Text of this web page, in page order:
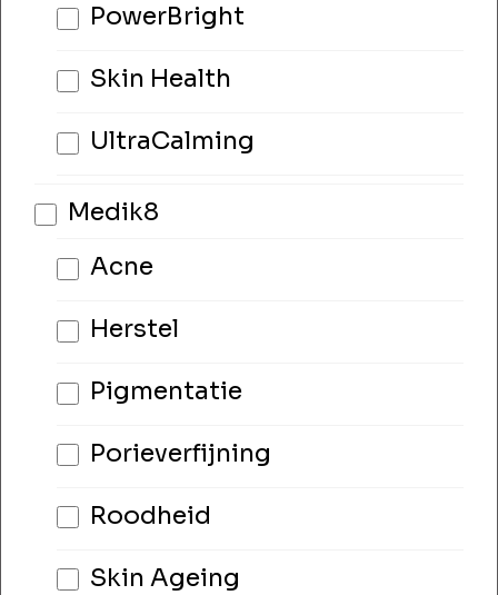
PowerBright
Skin Health
UltraCalming
Medik8
Acne
Herstel
Pigmentatie
Porieverfijning
Roodheid
Skin Ageing